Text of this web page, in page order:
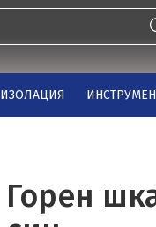
ИЗОЛАЦИЯ
Горен